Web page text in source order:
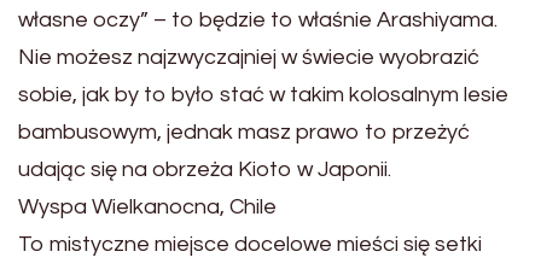
własne oczy” – to będzie to właśnie Arashiyama.
Nie możesz najzwyczajniej w świecie wyobrazić
sobie, jak by to było stać w takim kolosalnym lesie
bambusowym, jednak masz prawo to przeżyć
udając się na obrzeża Kioto w Japonii.
Wyspa Wielkanocna, Chile
To mistyczne miejsce docelowe mieści się setki